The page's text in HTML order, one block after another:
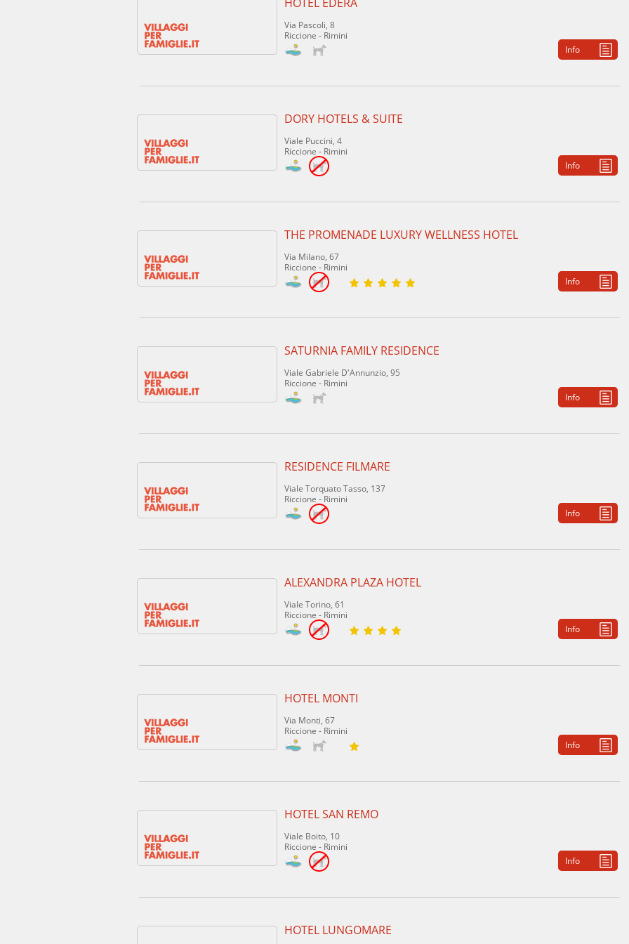
Via Pascoli, 8
Riccione - Rimini
Info
DORY HOTELS & SUITE
Viale Puccini, 4
Riccione - Rimini
Info
THE PROMENADE LUXURY WELLNESS HOTEL
Via Milano, 67
Riccione - Rimini
Info
SATURNIA FAMILY RESIDENCE
Viale Gabriele D'Annunzio, 95
Riccione - Rimini
Info
RESIDENCE FILMARE
Viale Torquato Tasso, 137
Riccione - Rimini
Info
ALEXANDRA PLAZA HOTEL
Viale Torino, 61
Riccione - Rimini
Info
HOTEL MONTI
Via Monti, 67
Riccione - Rimini
Info
HOTEL SAN REMO
Viale Boito, 10
Riccione - Rimini
Info
HOTEL LUNGOMARE